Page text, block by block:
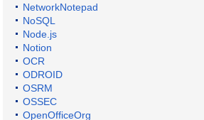
NetworkNotepad
NoSQL
Node.js
Notion
OCR
ODROID
OSRM
OSSEC
OpenOfficeOrg